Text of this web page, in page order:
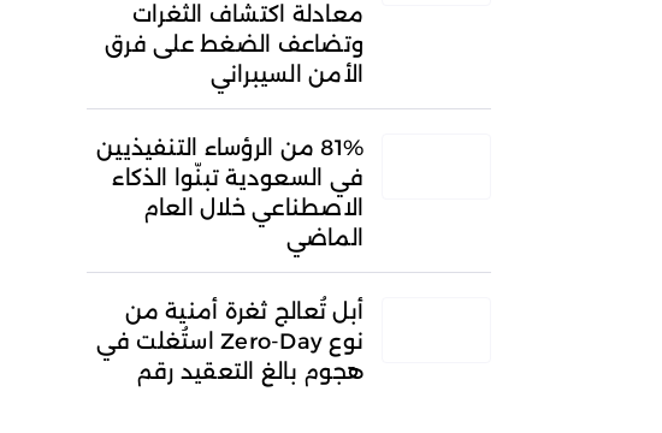
معادلة اكتشاف الثغرات
وتضاعف الضغط على فرق
الأمن السيبراني
81% من الرؤساء التنفيذيين
في السعودية تبنّوا الذكاء
الاصطناعي خلال العام
الماضي
أبل تُعالج ثغرة أمنية من
نوع Zero-Day استُغلت في
هجوم بالغ التعقيد رقم